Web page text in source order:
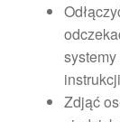
Zdjąć